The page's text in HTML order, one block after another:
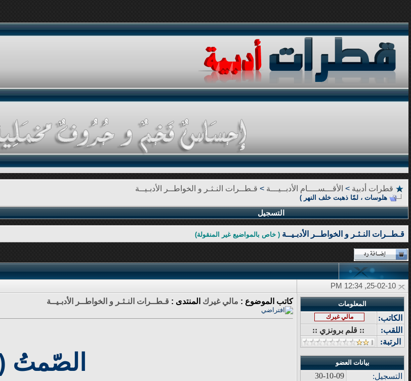
قطرات أدبية > الأقـــســــام الأدبــيـــة > قـطــرات النـثـر و الخواطــر الأدبـيــة
هلوسات ، لمّا ذهبت خلف النهر )
التسجيل
قـطــرات النـثـر و الخواطــر الأدبـيــة ( خاص بالمواضيع غير المنقولة)
المعلومات
الكاتب: مالي غيرك
اللقب:
:: قلم برونزي ::
الرتبة:
بيانات العضو
التسجيل:
30-10-09
كاتب الموضوع : مالي غيرك المنتدى : قـطــرات النـثـر و الخواطــر الأدبـيــة
الصّمتُ